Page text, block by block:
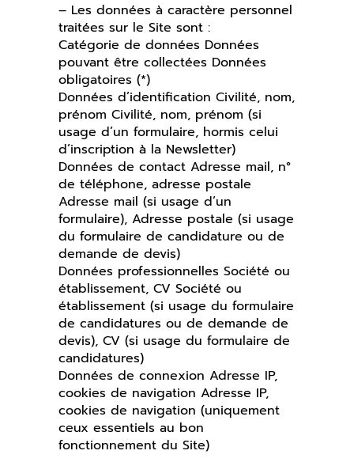
– Les données à caractère personnel
traitées sur le Site sont :
Catégorie de données Données
pouvant être collectées Données
obligatoires (*)
Données d’identification Civilité, nom,
prénom Civilité, nom, prénom (si
usage d’un formulaire, hormis celui
d’inscription à la Newsletter)
Données de contact Adresse mail, n°
de téléphone, adresse postale
Adresse mail (si usage d’un
formulaire), Adresse postale (si usage
du formulaire de candidature ou de
demande de devis)
Données professionnelles Société ou
établissement, CV Société ou
établissement (si usage du formulaire
de candidatures ou de demande de
devis), CV (si usage du formulaire de
candidatures)
Données de connexion Adresse IP,
cookies de navigation Adresse IP,
cookies de navigation (uniquement
ceux essentiels au bon
fonctionnement du Site)